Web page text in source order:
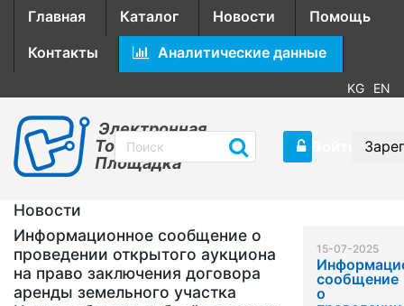
Главная Каталог Новости
Помощь
Контакты
Аналитические данные
KG EN
Электронная
Торговая
Площадка
Новости
Информационное сообщение о
проведении открытого аукциона
на право заключения договора
аренды земельного участка
15-07-2025
сообщение
о